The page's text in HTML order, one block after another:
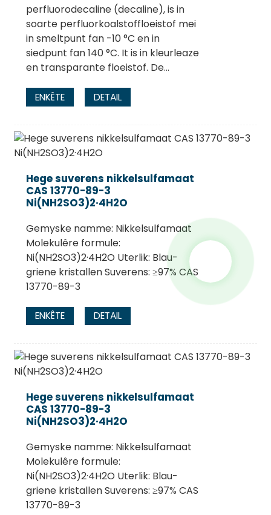
perfluorodecaline (decaline), is in
soarte perfluorkoalstoffloeistof mei
in smeltpunt fan -10 °C en in
siedpunt fan 140 °C. It is in kleurleaze
en transparante floeistof. De...
ENKÊTE DETAIL
Hege suverens nikkelsulfamaat
CAS 13770-89-3
Ni(NH2SO3)2·4H2O
Gemyske namme: Nikkelsulfamaat
Molekulêre formule:
Ni(NH2SO3)2·4H2O Uterlik: Blau-
griene kristallen Suverens: ≥97% CAS
13770-89-3
ENKÊTE DETAIL
Hege suverens nikkelsulfamaat
CAS 13770-89-3
Ni(NH2SO3)2·4H2O
Gemyske namme: Nikkelsulfamaat
Molekulêre formule:
Ni(NH2SO3)2·4H2O Uterlik: Blau-
griene kristallen Suverens: ≥97% CAS
13770-89-3